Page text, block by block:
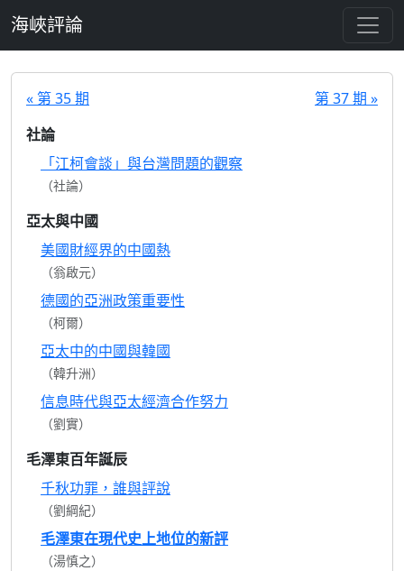
海峽評論
« 第 35 期
第 37 期 »
社論
「江柯會談」與台灣問題的觀察
（社論）
亞太與中國
美國財經界的中國熱
（翁啟元）
德國的亞洲政策重要性
（柯爾）
亞太中的中國與韓國
（韓升洲）
信息時代與亞太經濟合作努力
（劉實）
毛澤東百年誕辰
千秋功罪，誰與評說
（劉綱紀）
毛澤東在現代史上地位的新評
（湯慎之）